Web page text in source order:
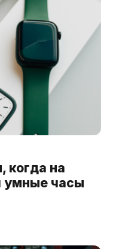
когда на
умные часы